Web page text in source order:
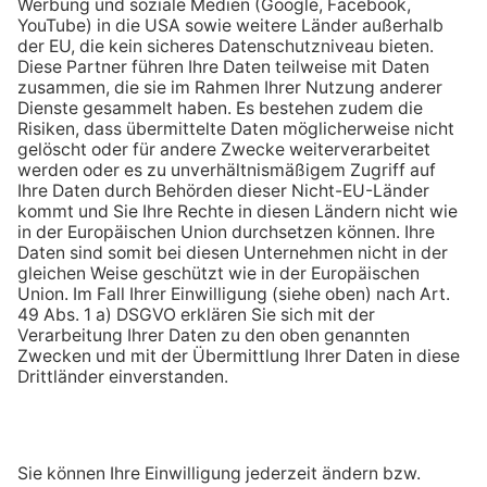
Chatbot ENY
Kontakt
Empfehlen Sie uns weiter
Jetzt Prämie sichern!
Empfehlen!
123energie ist die Online Marke der
Seit über 110 Jahren größter Energieversorger in
der Pfalz und im Saarpfalz-Kreis